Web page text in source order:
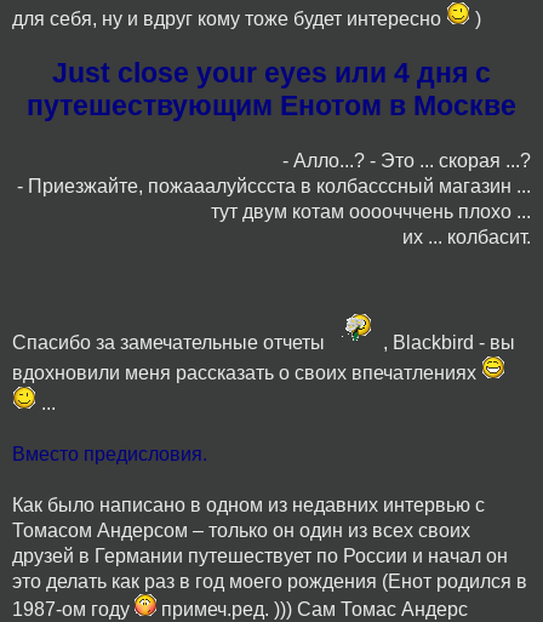
для себя, ну и вдруг кому тоже будет интересно
)
Just close your eyes или 4 дня с
путешествующим Енотом в Москве
- Алло...? - Это ... скорая ...?
- Приезжайте, пожааалуйссста в колбасссный магазин ...
тут двум котам оооочччень плохо ...
их ... колбасит.
Спасибо за замечательные отчеты
, Blackbird - вы
вдохновили меня рассказать о своих впечатлениях
...
Вместо предисловия.
Как было написано в одном из недавних интервью с
Томасом Андерсом – только он один из всех своих
друзей в Германии путешествует по России и начал он
это делать как раз в год моего рождения (Енот родился в
1987-ом году
примеч.ред. ))) Сам Томас Андерс